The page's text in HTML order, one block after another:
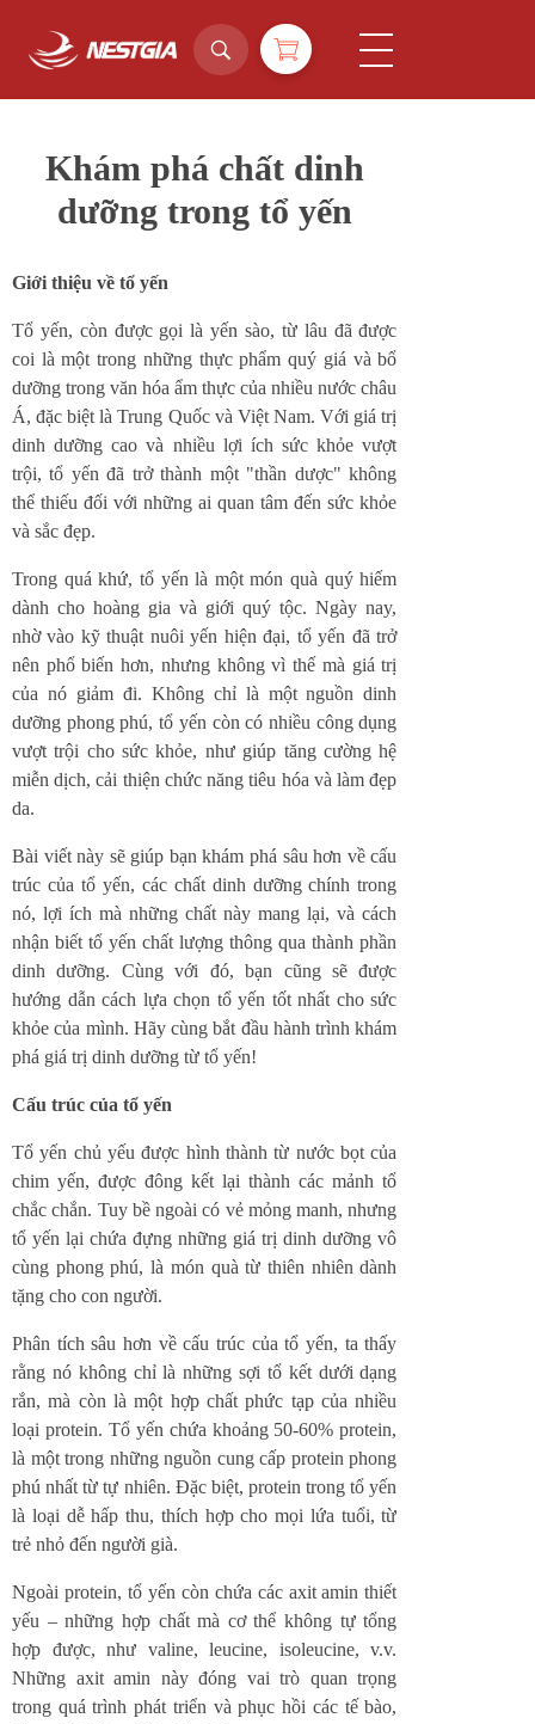
Khám phá chất dinh
dưỡng trong tổ yến
Giới thiệu về tổ yến
Tổ yến, còn được gọi là yến sào, từ lâu đã được
coi là một trong những thực phẩm quý giá và bổ
dưỡng trong văn hóa ẩm thực của nhiều nước châu
Á, đặc biệt là Trung Quốc và Việt Nam. Với giá trị
dinh dưỡng cao và nhiều lợi ích sức khỏe vượt
trội, tổ yến đã trở thành một "thần dược" không
thể thiếu đối với những ai quan tâm đến sức khỏe
và sắc đẹp.
Trong quá khứ, tổ yến là một món quà quý hiếm
dành cho hoàng gia và giới quý tộc. Ngày nay,
nhờ vào kỹ thuật nuôi yến hiện đại, tổ yến đã trở
nên phổ biến hơn, nhưng không vì thế mà giá trị
của nó giảm đi. Không chỉ là một nguồn dinh
dưỡng phong phú, tổ yến còn có nhiều công dụng
vượt trội cho sức khỏe, như giúp tăng cường hệ
miễn dịch, cải thiện chức năng tiêu hóa và làm đẹp
da.
Bài viết này sẽ giúp bạn khám phá sâu hơn về cấu
trúc của tổ yến, các chất dinh dưỡng chính trong
nó, lợi ích mà những chất này mang lại, và cách
nhận biết tổ yến chất lượng thông qua thành phần
dinh dưỡng. Cùng với đó, bạn cũng sẽ được
hướng dẫn cách lựa chọn tổ yến tốt nhất cho sức
khỏe của mình. Hãy cùng bắt đầu hành trình khám
phá giá trị dinh dưỡng từ tổ yến!
Cấu trúc của tổ yến
Tổ yến chủ yếu được hình thành từ nước bọt của
chim yến, được đông kết lại thành các mảnh tổ
chắc chắn. Tuy bề ngoài có vẻ mỏng manh, nhưng
tổ yến lại chứa đựng những giá trị dinh dưỡng vô
cùng phong phú, là món quà từ thiên nhiên dành
tặng cho con người.
Phân tích sâu hơn về cấu trúc của tổ yến, ta thấy
rằng nó không chỉ là những sợi tổ kết dưới dạng
rắn, mà còn là một hợp chất phức tạp của nhiều
loại protein. Tổ yến chứa khoảng 50-60% protein,
là một trong những nguồn cung cấp protein phong
phú nhất từ tự nhiên. Đặc biệt, protein trong tổ yến
là loại dễ hấp thu, thích hợp cho mọi lứa tuổi, từ
trẻ nhỏ đến người già.
Ngoài protein, tổ yến còn chứa các axit amin thiết
yếu – những hợp chất mà cơ thể không tự tổng
hợp được, như valine, leucine, isoleucine, v.v.
Những axit amin này đóng vai trò quan trọng
trong quá trình phát triển và phục hồi các tế bào,